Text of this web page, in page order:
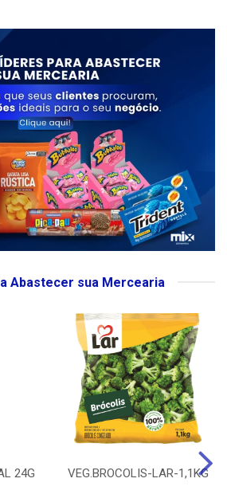
Abastecer sua Mercearia
24G VEG.BROCOLIS-LAR-1,1KG